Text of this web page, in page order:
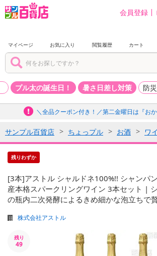
会員登録
マイページ お気に入り 閲覧履歴 カート
プル太の誕生日！ 暑さ日差し対策 防
＼全品クーポン付き！／第二金曜日は『おか
サンプル百貨店 ちょっプル お酒 ワ
残りわずか
[3本]アストル シャルドネ100%!! シャンパ
産本格スパークリングワイン 3本セット |
の瓶内二次発酵によるきめ細かな泡立ちで
株式会社アストル
残り
49